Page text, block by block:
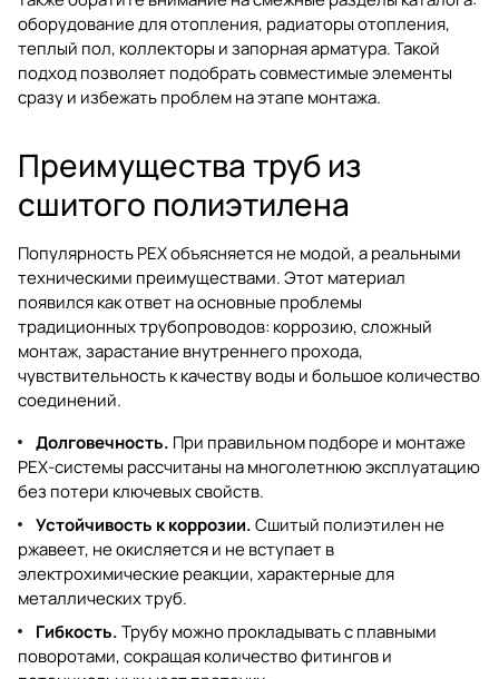
оборудование для отопления, радиаторы отопления,
теплый пол, коллекторы изапорная арматура. Такой
подход позволяет подобрать совместимые элементы
сразу и избежать проблем на этапе монтажа.
Преимущества труб из
сшитого полиэтилена
Популярность PEX объясняется не модой, а реальными
техническими преимуществами. Этот материал
появился как ответ на основные проблемы
традиционных трубопроводов: коррозию, сложный
монтаж, зарастание внутреннего прохода,
чувствительность к качеству воды и большое количество
соединений.
Долговечность. При правильном подборе и монтаже
PEX-системы рассчитаны на многолетнюю эксплуатацию
без потери ключевых свойств.
Устойчивость к коррозии.Сшитый полиэтилен не
ржавеет, не окисляется и не вступает в
электрохимические реакции, характерные для
металлических труб.
Гибкость.Трубу можно прокладывать с плавными
поворотами, сокращая количество фитингов и